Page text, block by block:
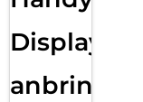
Displayfolie
anbringen